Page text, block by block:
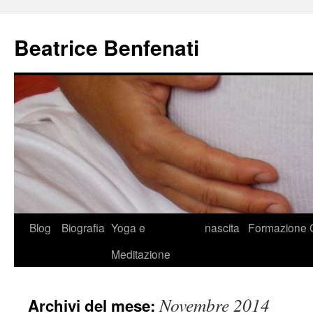
Beatrice Benfenati
VaiBlog Biografia Yoga e
Meditazione
nascita Formazione
Archivi del mese:Novembre 2014